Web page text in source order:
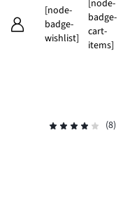
[node-
badge-
wishlist]
[node-
badge-
cart-
items]
(8)